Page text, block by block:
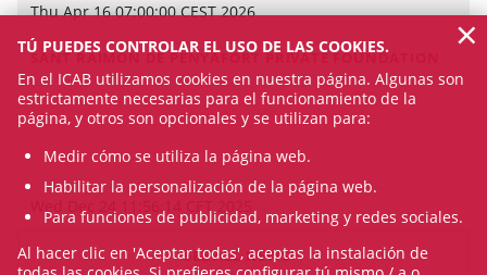
Thu Apr 16 07:00:00 CEST 2026
SANT RAIMON DE PENYAFORT PRIVATE FOUNDATION
Wed Dec 24 11:56:14 CET 2025
SEE ALL NEWS
TÚ PUEDES CONTROLAR EL USO DE LAS COOKIES.
En el ICAB utilizamos cookies en nuestra página. Algunas son
estrictamente necesarias para el funcionamiento de la
página, y otros son opcionales y se utilizan para:
Medir cómo se utiliza la página web.
Habilitar la personalización de la página web.
Para funciones de publicidad, marketing y redes sociales.
Al hacer clic en 'Aceptar todas', aceptas la instalación de
×